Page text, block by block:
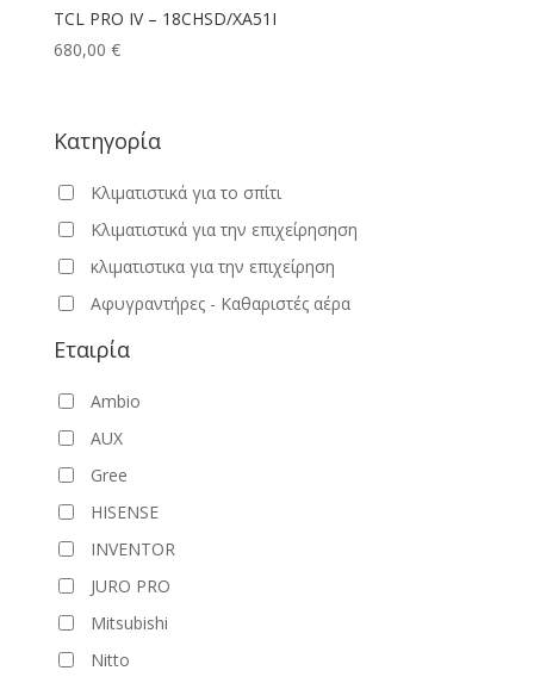
TCL PRO IV – 18CHSD/XA51I
680,00 €
Κατηγορία
Κλιματιστικά για το σπίτι
Κλιματιστικά για την επιχείρησηση
κλιματιστικα για την επιχείρηση
Αφυγραντήρες - Καθαριστές αέρα
Εταιρία
Ambio
AUX
Gree
HISENSE
INVENTOR
JURO PRO
Mitsubishi
Nitto